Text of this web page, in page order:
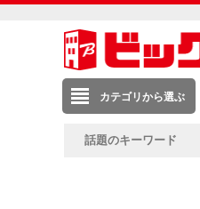
カテゴリから選ぶ
話題のキーワード